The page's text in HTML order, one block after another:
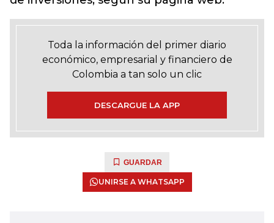
Toda la información del primer diario
económico, empresarial y financiero de
Colombia a tan solo un clic
DESCARGUE LA APP
GUARDAR
UNIRSE A WHATSAPP